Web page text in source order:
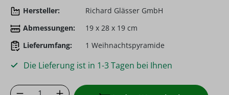
Hersteller:
Richard Glässer GmbH
Abmessungen:
19 x 28 x 19 cm
Lieferumfang:
1 Weihnachtspyramide
Die Lieferung ist in 1-3 Tagen bei Ihnen